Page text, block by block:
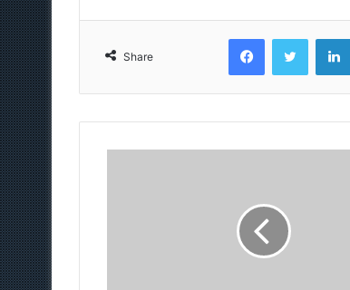
Share
FacebookTwitter